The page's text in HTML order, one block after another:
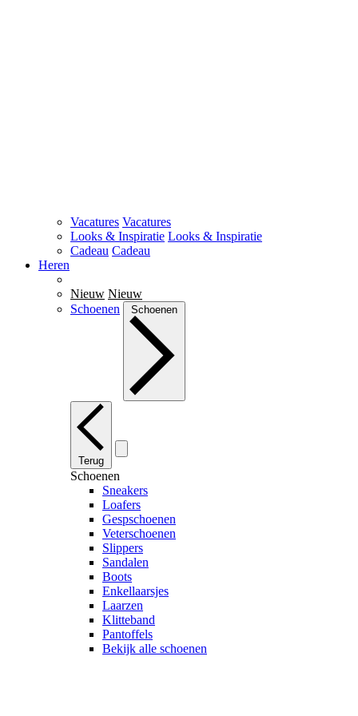
Vacatures Vacatures
Looks & Inspiratie Looks & Inspiratie
Cadeau Cadeau
Heren
Nieuw Nieuw
Schoenen
Schoenen
Terug
Schoenen
Sneakers
Loafers
Gespschoenen
Veterschoenen
Slippers
Sandalen
Boots
Enkellaarsjes
Laarzen
Klitteband
Pantoffels
Bekijk alle schoenen